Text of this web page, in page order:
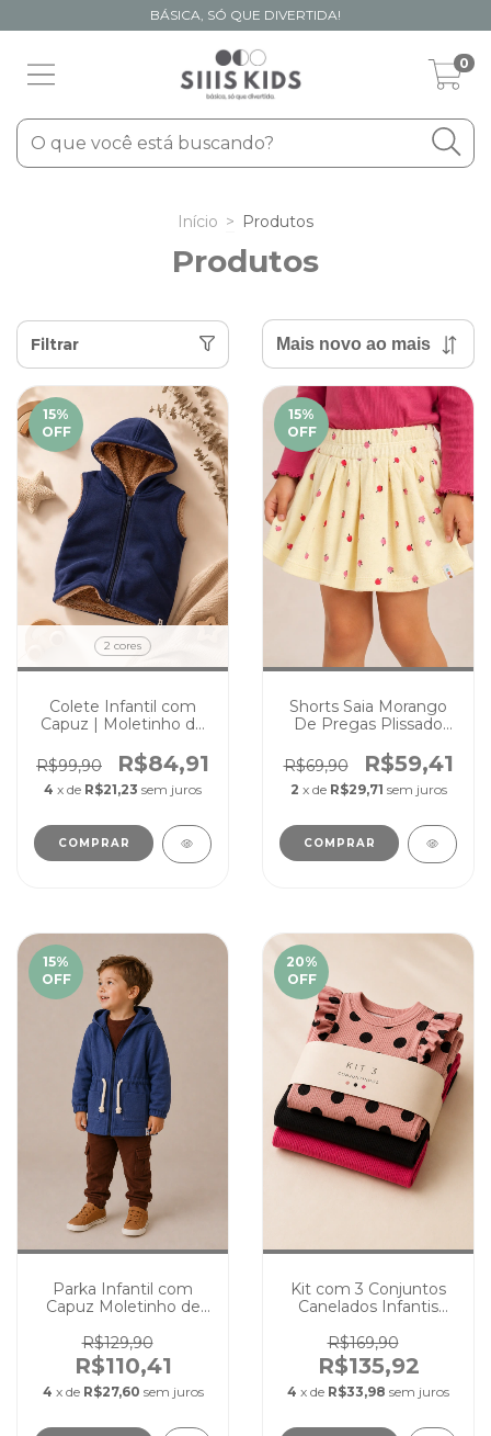
BÁSICA, SÓ QUE DIVERTIDA!
0
Início > Produtos
Produtos
Filtrar
15%
OFF
2 cores
Colete Infantil com
Capuz | Moletinho de
R$99,90
R$84,91
4 x de R$21,23 sem juros
COMPRAR
15%
OFF
Shorts Saia Morango
De Pregas Plissado
R$69,90
R$59,41
2 x de R$29,71 sem juros
COMPRAR
15%
OFF
Parka Infantil com
Capuz Moletinho de
R$129,90
R$110,41
4 x de R$27,60 sem juros
20%
OFF
Kit com 3 Conjuntos
Canelados Infantis
R$169,90
R$135,92
4 x de R$33,98 sem juros